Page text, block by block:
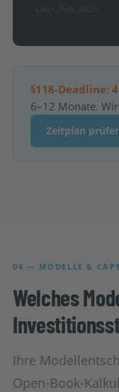
§118-Deadline:
6–12 Monate.
Zeitplan
04 — MODELLE &
Welches
Ihre
Open-Book-